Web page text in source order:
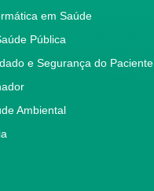
em Saúde
Pública
e Segurança do Paciente
Ambiental